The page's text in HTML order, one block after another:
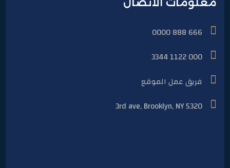
666 888 0000
000 1122 3344
فريق عمل الموقع
5320 3rd ave, Brooklyn, NY